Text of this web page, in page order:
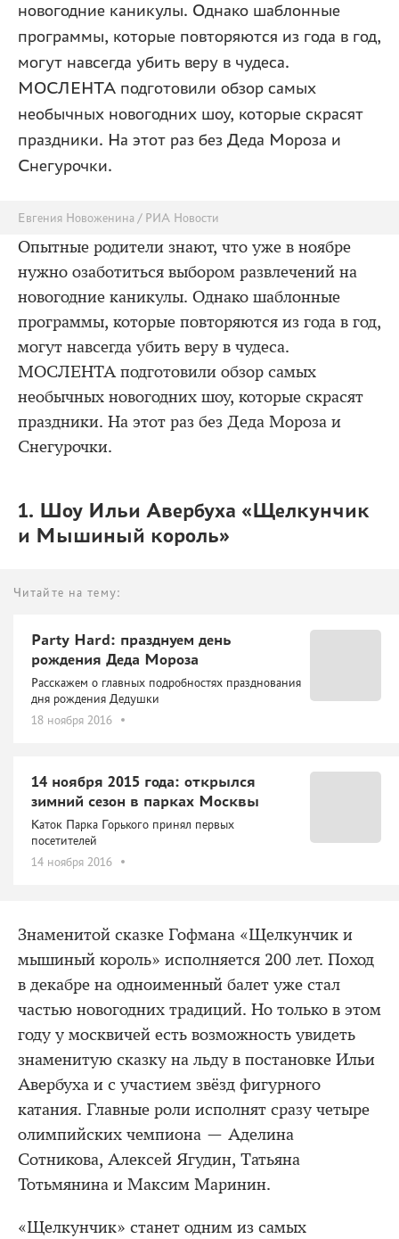
новогодние каникулы. Однако шаблонные
программы, которые повторяются из года в год,
могут навсегда убить веру в чудеса.
МОСЛЕНТА подготовили обзор самых
необычных новогодних шоу, которые скрасят
праздники. На этот раз без Деда Мороза и
Снегурочки.
Евгения Новоженина / РИА Новости
Опытные родители знают, что уже в ноябре
нужно озаботиться выбором развлечений на
новогодние каникулы. Однако шаблонные
программы, которые повторяются из года в год,
могут навсегда убить веру в чудеса.
МОСЛЕНТА подготовили обзор самых
необычных новогодних шоу, которые скрасят
праздники. На этот раз без Деда Мороза и
Снегурочки.
1. Шоу Ильи Авербуха «Щелкунчик
и Мышиный король»
Читайте на тему:
Party Hard: празднуем день
рождения Деда Мороза
Расскажем о главных подробностях празднования
дня рождения Дедушки
18 ноября 2016
14 ноября 2015 года: открылся
зимний сезон в парках Москвы
Каток Парка Горького принял первых
посетителей
14 ноября 2016
Знаменитой сказке Гофмана «Щелкунчик и
мышиный король» исполняется 200 лет. Поход
в декабре на одноименный балет уже стал
частью новогодних традиций. Но только в этом
году у москвичей есть возможность увидеть
знаменитую сказку на льду в постановке Ильи
Авербуха и с участием звёзд фигурного
катания. Главные роли исполнят сразу четыре
олимпийских чемпиона — Аделина
Сотникова, Алексей Ягудин, Татьяна
Тотьмянина и Максим Маринин.
«Щелкунчик» станет одним из самых